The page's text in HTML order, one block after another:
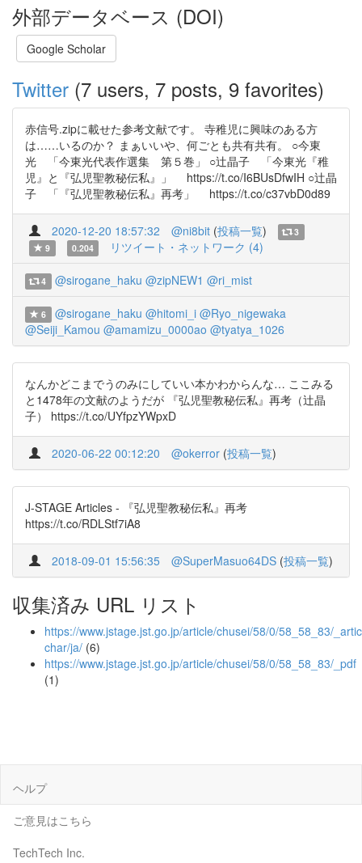
外部データベース (DOI)
Google Scholar
Twitter (7 users, 7 posts, 9 favorites)
赤信号.zipに載せた参考文献です。 寺稚児に興味のある方
は……いるのか？ まぁいいや、何ごとも共有共有。 ○今東
光 「今東光代表作選集 第５巻」 ○辻晶子 「今東光『稚
児』と『弘児聖教秘伝私』」 https://t.co/I6BUsDfwIH ○辻晶
子 「『弘児聖教秘伝私』再考」 https://t.co/c37vbD0d89
2020-12-20 18:57:32 @ni8bit (投稿一覧)
3
9
0.204 リツイート・ネットワーク (4)
4 @sirogane_haku @zipNEW1 @ri_mist
6 @sirogane_haku @hitomi_i @Ryo_nigewaka
@Seiji_Kamou @amamizu_0000ao @tyatya_1026
なんかどこまでうのみにしていい本かわからんな… ここみる
と1478年の文献のようだが 『弘児聖教秘伝私』再考（辻晶
子） https://t.co/UYfpzYWpxD
2020-06-22 00:12:20 @okerror (投稿一覧)
J-STAGE Articles - 『弘児聖教秘伝私』再考
https://t.co/RDLStf7iA8
2018-09-01 15:56:35 @SuperMasuo64DS (投稿一覧)
収集済み URL リスト
https://www.jstage.jst.go.jp/article/chusei/58/0/58_58_83/
char/ja/ (6)
https://www.jstage.jst.go.jp/article/chusei/58/0/58_58_83/_pdf
(1)
ヘルプ
ご意見はこちら
TechTech Inc.